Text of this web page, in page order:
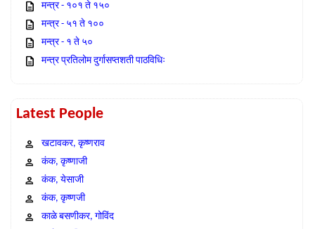
मन्त्र - १०१ ते १५०
मन्त्र - ५१ ते १००
मन्त्र - १ ते ५०
मन्त्र प्रतिलोम दुर्गासप्तशती पाठविधिः
Latest People
खटावकर, कृष्णराव
कंक, कृष्णाजी
कंक, येसाजी
कंक, कृष्णजी
काळे बसणीकर, गोविंद